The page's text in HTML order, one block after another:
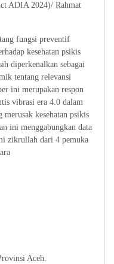
ADIA 2024)/ Rahmat
fungsi preventif
kesehatan psikis
diperkenalkan sebagai
tentang relevansi
ini merupakan respon
vibrasi era 4.0 dalam
kesehatan psikis
ini menggabungkan data
zikrullah dari 4 pemuka
Aceh.